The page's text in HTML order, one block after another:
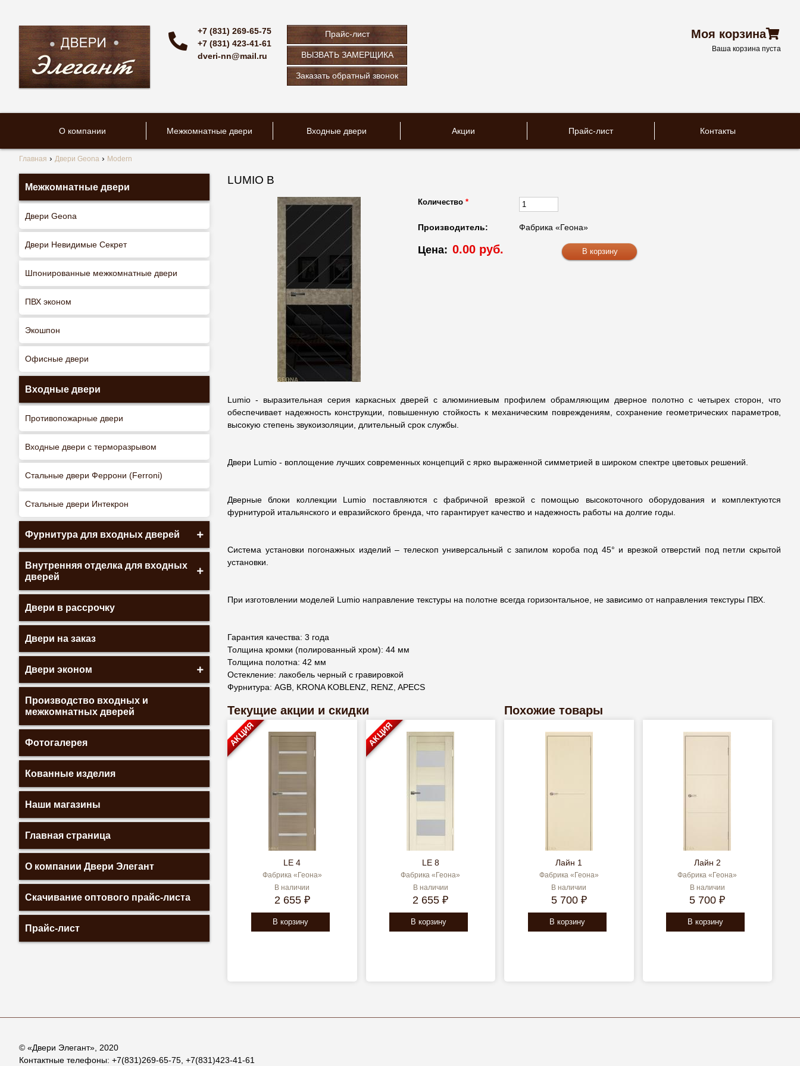
+7 (831) 269-65-75
+7 (831) 423-41-61
dveri-nn@mail.ru
Прайс-лист
ВЫЗВАТЬ ЗАМЕРЩИКА
Заказать обратный звонок
Моя корзина
Ваша корзина пуста
О компании Межкомнатные двери Входные двери Акции Прайс-лист Контакты
Главная Двери Geona Modern
Межкомнатные двери
Двери Geona
Двери Невидимые Секрет
Шпонированные межкомнатные двери
ПВХ эконом
Экошпон
Офисные двери
Входные двери
Противопожарные двери
Входные двери с терморазрывом
Стальные двери Феррони (Ferroni)
Стальные двери Интекрон
Фурнитура для входных дверей
Внутренняя отделка для входных
дверей
Двери в рассрочку
Двери на заказ
Двери эконом
Производство входных и
межкомнатных дверей
Фотогалерея
Кованные изделия
Наши магазины
Главная страница
О компании Двери Элегант
Скачивание оптового прайс-листа
Прайс-лист
LUMIO B
Количество *
Производитель: Фабрика «Геона»
Цена: 0.00 руб.
Lumio - выразительная серия каркасных дверей с алюминиевым профилем обрамляющим дверное полотно с четырех сторон, что
обеспечивает надежность конструкции, повышенную стойкость к механическим повреждениям, сохранение геометрических параметров,
высокую степень звукоизоляции, длительный срок службы.
Двери Lumio - воплощение лучших современных концепций с ярко выраженной симметрией в широком спектре цветовых решений.
Дверные блоки коллекции Lumio поставляются с фабричной врезкой с помощью высокоточного оборудования и комплектуются
фурнитурой итальянского и евразийского бренда, что гарантирует качество и надежность работы на долгие годы.
Система установки погонажных изделий – телескоп универсальный с запилом короба под 45° и врезкой отверстий под петли скрытой
установки.
При изготовлении моделей Lumio направление текстуры на полотне всегда горизонтальное, не зависимо от направления текстуры ПВХ.
Гарантия качества: 3 года
Толщина кромки (полированный хром): 44 мм
Толщина полотна: 42 мм
Остекление: лакобель черный с гравировкой
Фурнитура: АGB, KRONA KOBLENZ, RENZ, APECS
Текущие акции и скидки
LE 4
Фабрика «Геона»
В наличии
2 655 ₽
В корзину
АКЦИЯ
LE 8
Фабрика «Геона»
В наличии
2 655 ₽
В корзину
АКЦИЯ
Похожие товары
Лайн 1
Фабрика «Геона»
В наличии
5 700 ₽
В корзину
Лайн 2
Фабрика «Геона»
В наличии
5 700 ₽
В корзину
© «Двери Элегант», 2020
Контактные телефоны: +7(831)269-65-75 +7(831)423-41-61